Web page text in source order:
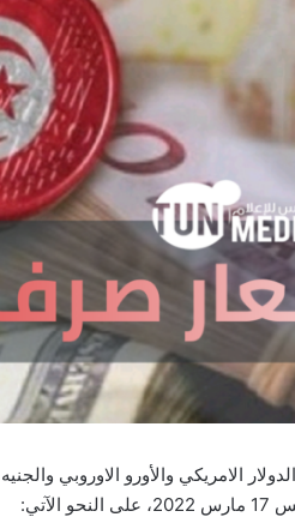
الامريكي والأورو الاوروبي